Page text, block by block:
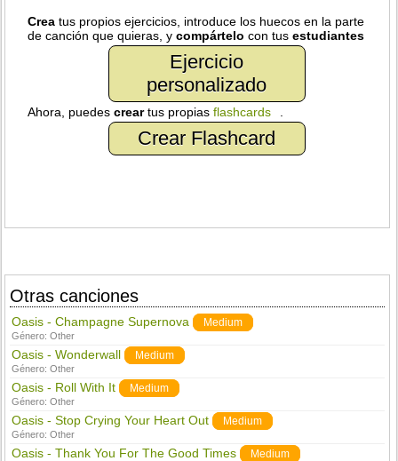
Crea tus propios ejercicios, introduce los huecos en la parte
de canción que quieras, ycompártelo con tusestudiantes
Ejercicio
personalizado
Ahora, puedescreartus propiasflashcards
Crear Flashcard
Otras canciones
Oasis - Champagne Supernova Medium
Género:Other
Oasis - Wonderwall Medium
Género:Other
Oasis - Roll With It Medium
Género:Other
Oasis - Stop Crying Your Heart Out Medium
Género:Other
Oasis - Thank You For The Good Times Medium